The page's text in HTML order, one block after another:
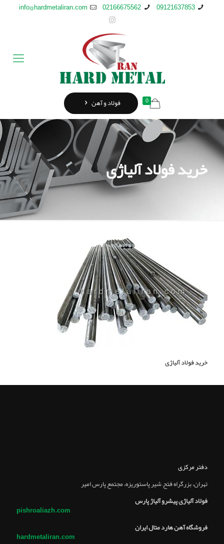
09121637853
02166675562
info@hardmetaliran.com
0 فولاد و آهن
خرید فولاد آلیاژی
خرید فولاد آلیاژی
دفتر مرکزی
تهران، بزرگراه فتح, شير پاستوريزه، مجتمع پارس امير
فولاد آلیاژی پیشرو آلیاژ پارس
pishroaliazh.com
فروشگاه آهن هارد متال ایران
hardmetaliran.com